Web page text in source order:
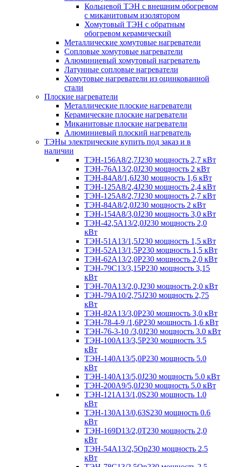
Кольцевой ТЭН с внешним обогревом
с миканитовым изолятором
Хомутовый ТЭН с обратным
обогревом керамический
Металлические хомутовые нагреватели
Сопловые хомутовые нагреватели
Алюминиевый хомутовый нагреватель
Латунные сопловые нагреватели
Хомутовые нагреватели из оцинкованной
стали
Плоские нагреватели
Металлические плоские нагреватели
Керамические плоские нагреватели
Миканитовые плоские нагреватели
Алюминиевый плоский нагреватель
ТЭНы электрические купить под заказ и в
наличии
ТЭН-156А8/2,7J230 мощность 2,7 кВт
ТЭН-76А13/2,0J230 мощность 2 кВт
ТЭН-84А8/1,6J230 мощность 1,6 кВт
ТЭН-125А8/2,4J230 мощность 2,4 кВт
ТЭН-125А8/2,7J230 мощность 2,7 кВт
ТЭН-84А8/2,0J230 мощность 2 кВт
ТЭН-154А8/3,0J230 мощность 3,0 кВт
ТЭН-42,5А13/2,0J230 мощность 2,0
кВт
ТЭН-51А13/1,5J230 мощность 1,5 кВт
ТЭН-52А13/1,5Р230 мощность 1,5 кВт
ТЭН-62А13/2,0Р230 мощность 2,0 кВт
ТЭН-79С13/3,15Р230 мощность 3,15
кВт
ТЭН-70А13/2,0,J230 мощность 2,0 кВт
ТЭН-79А10/2,75J230 мощность 2,75
кВт
ТЭН-82А13/3,0Р230 мощность 3,0 кВт
ТЭН-78-4-9 /1,6P230 мощность 1,6 кВт
ТЭН-76-3-10 /3,0J230 мощность 3.0 кВт
ТЭН-100А13/3,5Р230 мощность 3.5
кВт
ТЭН-140А13/5,0Р230 мощность 5.0
кВт
ТЭН-140А13/5,0J230 мощность 5.0 кВт
ТЭН-200А9/5,0J230 мощность 5.0 кВт
ТЭН-121А13/1,0S230 мощность 1.0
кВт
ТЭН-130А13/0,63S230 мощность 0.6
кВт
ТЭН-169D13/2,0T230 мощность 2,0
кВт
ТЭН-54А13/2,5Ор230 мощность 2.5
кВт